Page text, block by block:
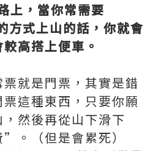
，當你常需要
式上山的話，你就會
高搭上便車。
就是門票，其實是錯
這種東西，只要你願
然後再從山下滑下
。（但是會累死）